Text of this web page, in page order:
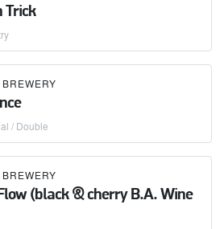
Trick
/ Double
(black & cherry B.A. Wine